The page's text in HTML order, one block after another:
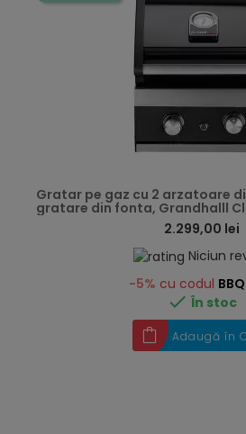
Gratar pe gaz cu 2 arzatoare
gratare din fonta, Grandhalll
2.299,00 lei
Niciun
-5% cu codul
 În stoc
Adaugă în